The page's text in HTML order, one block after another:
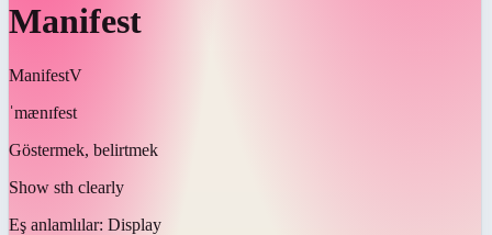
Manifest
ManifestV
ˈmænɪfest
Göstermek, belirtmek
Show sth clearly
Eş anlamlılar: Display